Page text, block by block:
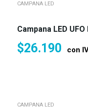
CAMPANA LED
Campana LED
$26.190 con
CAMPANA LED